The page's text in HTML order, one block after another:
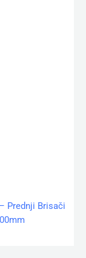
Prednji Brisači